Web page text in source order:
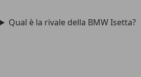
Qual è la rivale della BMW Isetta?